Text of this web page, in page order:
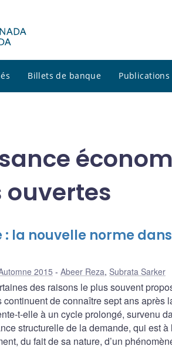
Billets de banque Publications
: la nouvelle norme
2015 Abeer Reza, Subrata Sarker
des raisons le plus souvent
continuent de connaître sept ans
t-elle à un cycle prolongé, survenu
structurelle de la demande, qui est
du fait de sa nature, d’un